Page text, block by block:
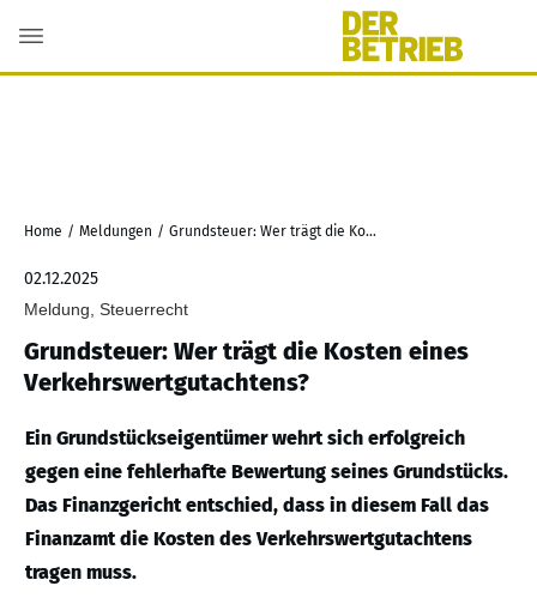
Home / Meldungen / Grundsteuer: Wer trägt die Kosten eines Verkehrswertgutachtens?
02.12.2025
Meldung, Steuerrecht
Grundsteuer: Wer trägt die Kosten eines
Verkehrswertgutachtens?
Ein Grundstückseigentümer wehrt sich erfolgreich
gegen eine fehlerhafte Bewertung seines Grundstücks.
Das Finanzgericht entschied, dass in diesem Fall das
Finanzamt die Kosten des Verkehrswertgutachtens
tragen muss.